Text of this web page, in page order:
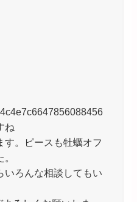
ね
す。ピースも牡蠣オフ
いろんな相談してもい